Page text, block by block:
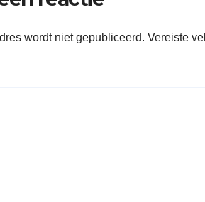
wordt niet gepubliceerd. Vereiste